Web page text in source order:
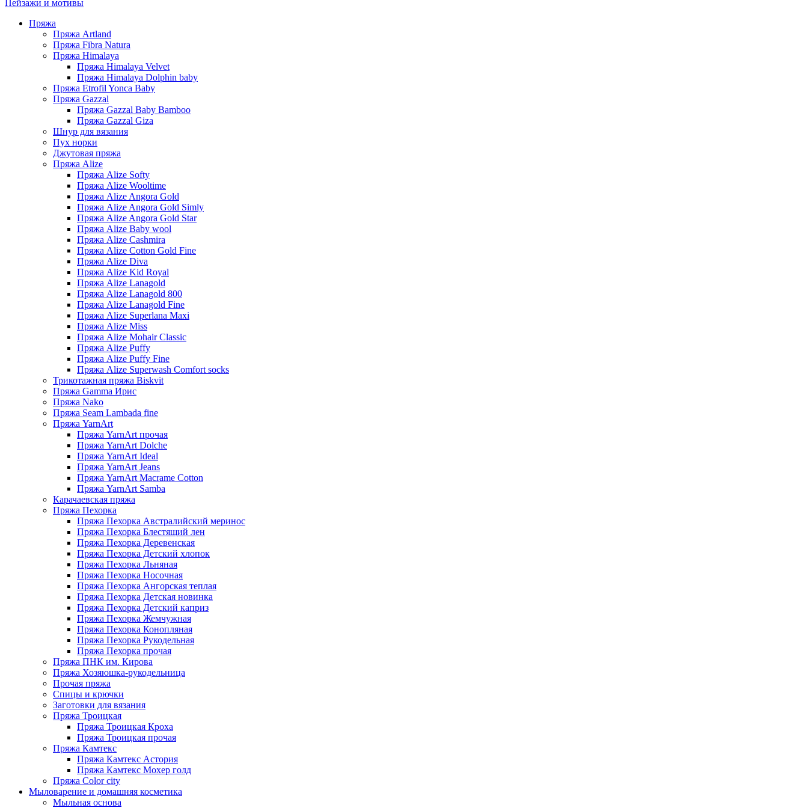
Пейзажи и мотивы
Пряжа
Пряжа Artland
Пряжа Fibra Natura
Пряжа Himalaya
Пряжа Himalaya Velvet
Пряжа Himalaya Dolphin baby
Пряжа Etrofil Yonca Baby
Пряжа Gazzal
Пряжа Gazzal Baby Bamboo
Пряжа Gazzal Giza
Шнур для вязания
Пух норки
Джутовая пряжа
Пряжа Alize
Пряжа Alize Softy
Пряжа Alize Wooltime
Пряжа Alize Angora Gold
Пряжа Alize Angora Gold Simly
Пряжа Alize Angora Gold Star
Пряжа Alize Baby wool
Пряжа Alize Cashmira
Пряжа Alize Cotton Gold Fine
Пряжа Alize Diva
Пряжа Alize Kid Royal
Пряжа Alize Lanagold
Пряжа Alize Lanagold 800
Пряжа Alize Lanagold Fine
Пряжа Alize Superlana Maxi
Пряжа Alize Miss
Пряжа Alize Mohair Classic
Пряжа Alize Puffy
Пряжа Alize Puffy Fine
Пряжа Alize Superwash Comfort socks
Трикотажная пряжа Biskvit
Пряжа Gamma Ирис
Пряжа Nako
Пряжа Seam Lambada fine
Пряжа YarnArt
Пряжа YarnArt прочая
Пряжа YarnArt Dolche
Пряжа YarnArt Ideal
Пряжа YarnArt Jeans
Пряжа YarnArt Macrame Cotton
Пряжа YarnArt Samba
Карачаевская пряжа
Пряжа Пехорка
Пряжа Пехорка Австралийский меринос
Пряжа Пехорка Блестящий лен
Пряжа Пехорка Деревенская
Пряжа Пехорка Детский хлопок
Пряжа Пехорка Льняная
Пряжа Пехорка Носочная
Пряжа Пехорка Ангорская теплая
Пряжа Пехорка Детская новинка
Пряжа Пехорка Детский каприз
Пряжа Пехорка Жемчужная
Пряжа Пехорка Конопляная
Пряжа Пехорка Рукодельная
Пряжа Пехорка прочая
Пряжа ПНК им. Кирова
Пряжа Хозяюшка-рукодельница
Прочая пряжа
Спицы и крючки
Заготовки для вязания
Пряжа Троицкая
Пряжа Троицкая Кроха
Пряжа Троицкая прочая
Пряжа Камтекс
Пряжа Камтекс Астория
Пряжа Камтекс Мохер голд
Пряжа Color city
Мыловарение и домашняя косметика
Мыльная основа